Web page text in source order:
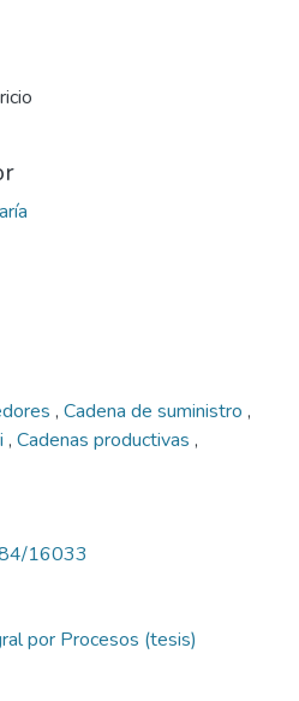
, Cadena de suministro ,
, Cadenas productivas ,
16033
por Procesos (tesis)